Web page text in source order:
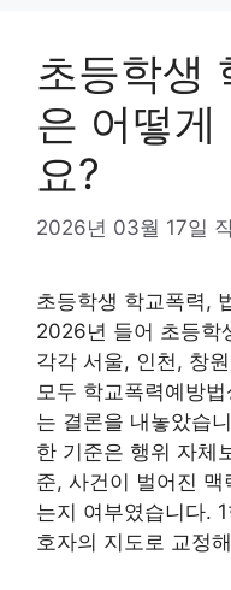
초등학생
은 어떻
요?
2026년 03월 17일
초등학생 학교폭력,
2026년 들어 초등학
각각 서울, 인천, 창
모두 학교폭력예방
는 결론을 내놓았습
한 기준은 행위 자체
준, 사건이 벌어진
는지 여부였습니다.
호자의 지도로 교정